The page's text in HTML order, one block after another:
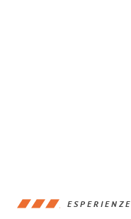
ESPERIENZE